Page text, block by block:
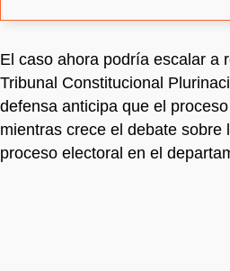
El caso ahora podría escalar a
Tribunal Constitucional
defensa anticipa que el
mientras crece el debate sobre
proceso electoral en el